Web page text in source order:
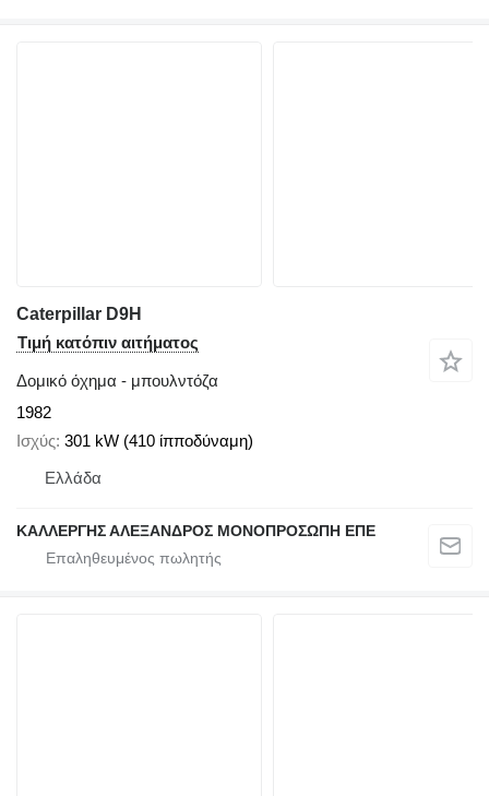
Caterpillar D9H
Τιμή κατόπιν αιτήματος
Δομικό όχημα - μπουλντόζα
1982
Ισχύς 301 kW (410 ίπποδύναμη)
Ελλάδα
ΚΑΛΛΕΡΓΗΣ ΑΛΕΞΑΝΔΡΟΣ ΜΟΝΟΠΡΟΣΩΠΗ ΕΠΕ